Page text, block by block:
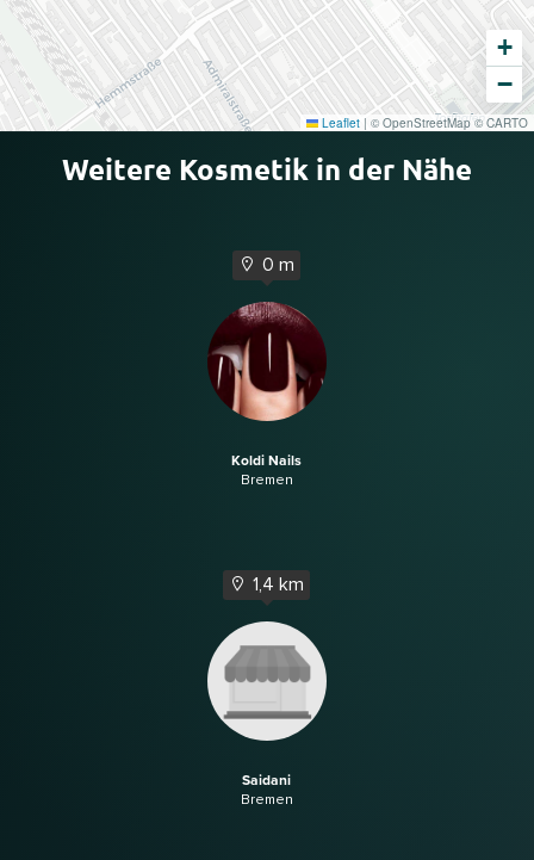
+
−
Leaflet | © OpenStreetMap © CARTO
Weitere Kosmetik in der Nähe
0 m
Koldi Nails
Bremen
1,4 km
Saidani
Bremen